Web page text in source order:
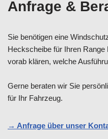
Anfrage &
Sie benötigen eine
Heckscheibe für Ihren
vorab klären, welche
Gerne beraten wir Sie
für Ihr Fahrzeug.
→ Anfrage über unser